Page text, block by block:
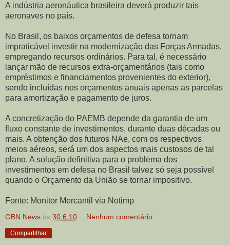
A indústria aeronáutica brasileira deverá produzir tais
aeronaves no país.
No Brasil, os baixos orçamentos de defesa tornam
impraticável investir na modernização das Forças Armadas,
empregando recursos ordinários. Para tal, é necessário
lançar mão de recursos extra-orçamentários (tais como
empréstimos e financiamentos provenientes do exterior),
sendo incluídas nos orçamentos anuais apenas as parcelas
para amortização e pagamento de juros.
A concretização do PAEMB depende da garantia de um
fluxo constante de investimentos, durante duas décadas ou
mais. A obtenção dos futuros NAe, com os respectivos
meios aéreos, será um dos aspectos mais custosos de tal
plano. A solução definitiva para o problema dos
investimentos em defesa no Brasil talvez só seja possível
quando o Orçamento da União se tornar impositivo.
Fonte: Monitor Mercantil via Notimp
GBN News às 30.6.10 Nenhum comentário:
Compartilhar